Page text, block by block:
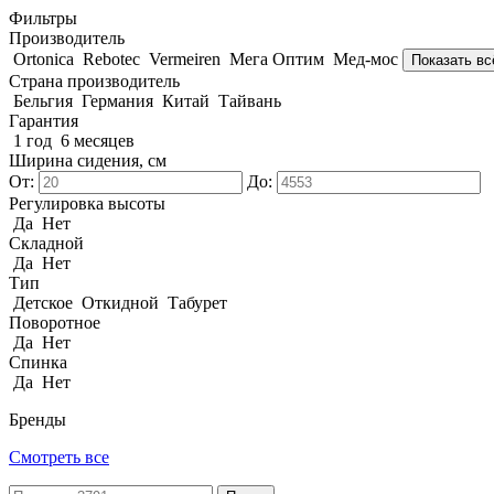
Фильтры
Производитель
Ortonica Rebotec Vermeiren Мега Оптим Мед-мос Показать
Страна производитель
Бельгия Германия Китай Тайвань
Гарантия
1 год 6 месяцев
Ширина сидения, см
От:
До:
Регулировка высоты
Да Нет
Складной
Да Нет
Тип
Детское Откидной Табурет
Поворотное
Да Нет
Спинка
Да Нет
Бренды
Смотреть все